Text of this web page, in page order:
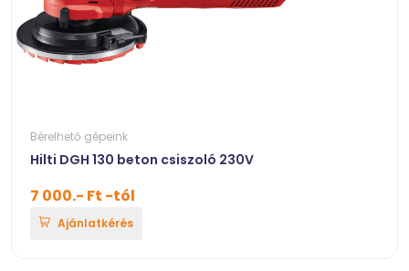
Bérelhető gépeink
Hilti DGH 130 beton csiszoló 230V
7 000.- Ft -tól
Ajánlatkérés